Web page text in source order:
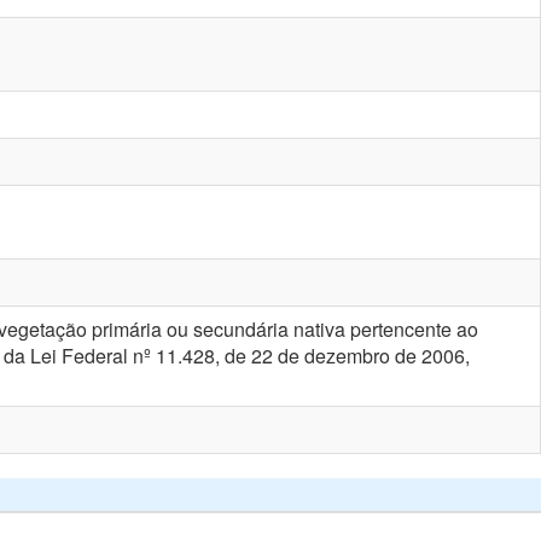
primária ou secundária nativa pertencente ao
Lei Federal nº 11.428, de 22 de dezembro de 2006,